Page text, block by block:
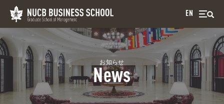
EN
お知らせ
News